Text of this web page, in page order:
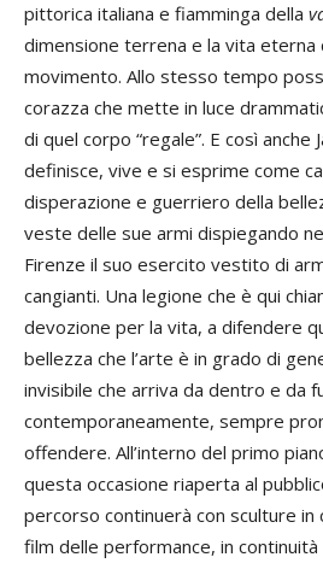
pittorica italiana e fiamminga della
dimensione terrena e la vita eterna
movimento. Allo stesso tempo
corazza che mette in luce
di quel corpo “regale”. E così anche
definisce, vive e si esprime come
disperazione e guerriero della
veste delle sue armi dispiegando
Firenze il suo esercito vestito di
cangianti. Una legione che è qui
devozione per la vita, a difendere
bellezza che l’arte è in grado di
invisibile che arriva da dentro e da
contemporaneamente, sempre
offendere. All’interno del primo
questa occasione riaperta al
percorso continuerà con sculture in
film delle performance, in